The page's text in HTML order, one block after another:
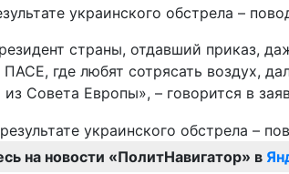
украинского обстрела –
страны, отдавший приказ,
где любят сотрясать воздух,
Совета Европы», – говорится в
на новости «ПолитНавигатор» в